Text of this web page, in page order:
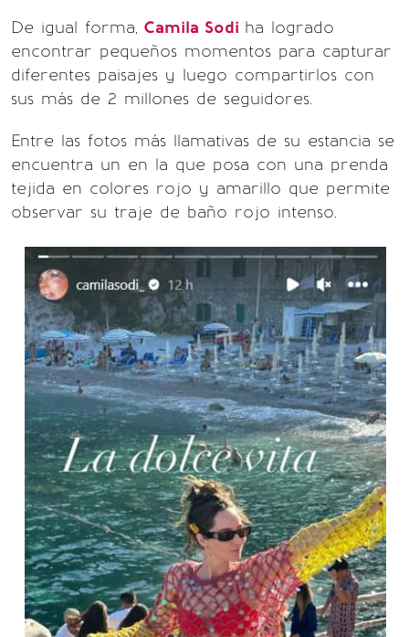
De igual forma, Camila Sodi ha logrado
encontrar pequeños momentos para capturar
diferentes paisajes y luego compartirlos con
sus más de 2 millones de seguidores.
Entre las fotos más llamativas de su estancia se
encuentra un en la que posa con una prenda
tejida en colores rojo y amarillo que permite
observar su traje de baño rojo intenso.